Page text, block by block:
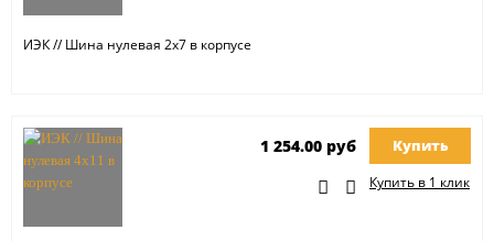
ИЭК // Шина нулевая 2х7 в корпусе
1 254.00 руб Купить
Купить в 1 клик